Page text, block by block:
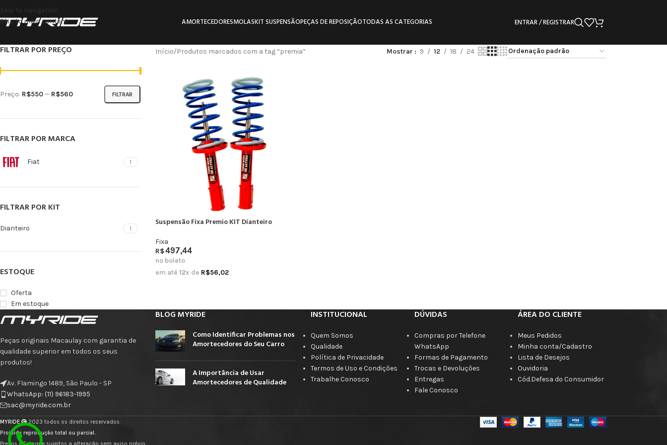
Skip to navigation
Skip to main content
AMORTECEDORESMOLASKIT SUSPENSÃOPEÇAS DE REPOSIÇÃOTODAS AS CATEGORIAS ENTRAR / REGISTRAR
FILTRAR POR PREÇO
FILTRAR
Preço: R$550— R$560
FILTRAR POR MARCA
Fiat 1
FILTRAR POR KIT
Dianteiro 1
ESTOQUE
Oferta
Em estoque
Início Produtos marcados com a tag “premia” Mostrar 9 12 18 24
Suspensão Fixa Premio KIT Dianteiro
Fixa
R$497,44
no boleto
em até 12x de R$56,02
Peças originais Macaulay com garantia de
qualidade superior em todos os seus
produtos!
Av. Flamingo 1489, São Paulo - SP
WhatsApp: (11) 96183-1995
sac@myride.com.br
BLOG MYRIDE
Como Identificar Problemas nos
Amortecedores do Seu Carro
A Importância de Usar
Amortecedores de Qualidade
INSTITUCIONAL
Quem Somos
Qualidade
Política de Privacidade
Termos de Uso e Condições
Trabalhe Conosco
DÚVIDAS
Compras por Telefone
WhatsApp
Formas de Pagamento
Trocas e Devoluções
Entregas
Fale Conosco
ÁREA DO CLIENTE
Meus Pedidos
Minha conta/Cadastro
Lista de Desejos
Ouvidoria
Cód.Defesa do Consumidor
MYRIDE
2023 todos os direitos reservados.
Proibida reprodução total ou parcial.